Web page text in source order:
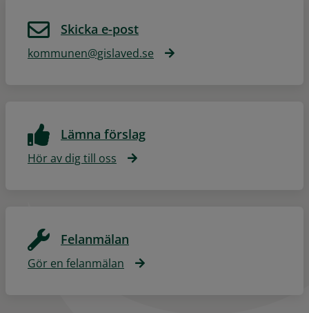
Skicka e-post
kommunen@gislaved.se
Lämna förslag
Hör av dig till oss
Felanmälan
Gör en felanmälan